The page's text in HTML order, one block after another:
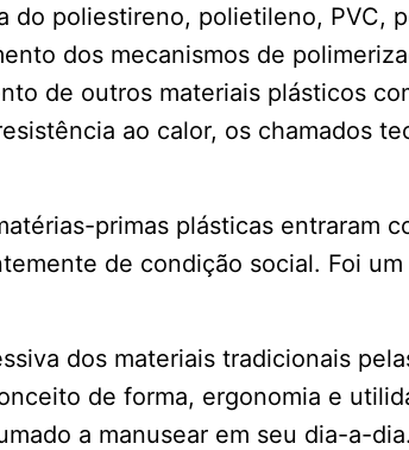
do poliestireno, polietileno, PVC,
dos mecanismos de
de outros materiais plásticos
ao calor, os chamados
primas plásticas entraram
de condição social. Foi
dos materiais tradicionais
de forma, ergonomia e
a manusear em seu dia-a-dia.